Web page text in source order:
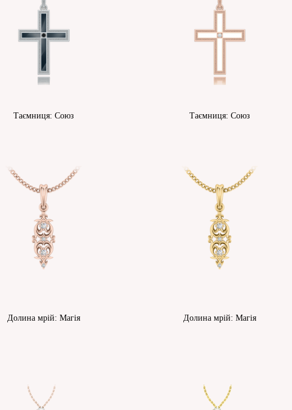
Таємниця: Союз Таємниця: Союз
Долина мрій: Магія Долина мрій: Магія